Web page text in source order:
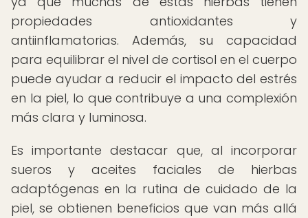
propiedades antioxidantes y
antiinflamatorias. Además, su capacidad
para equilibrar el nivel de cortisol en el cuerpo
puede ayudar a reducir el impacto del estrés
en la piel, lo que contribuye a una complexión
más clara y luminosa.
Es importante destacar que, al incorporar
sueros y aceites faciales de hierbas
adaptógenas en la rutina de cuidado de la
piel, se obtienen beneficios que van más allá